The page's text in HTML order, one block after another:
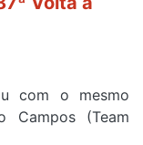
com o mesmo
Campos (Team